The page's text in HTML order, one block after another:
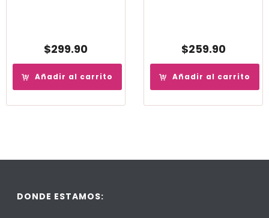
$299.90
Añadir al carrito
$259.90
Añadir al carrito
DONDE ESTAMOS: